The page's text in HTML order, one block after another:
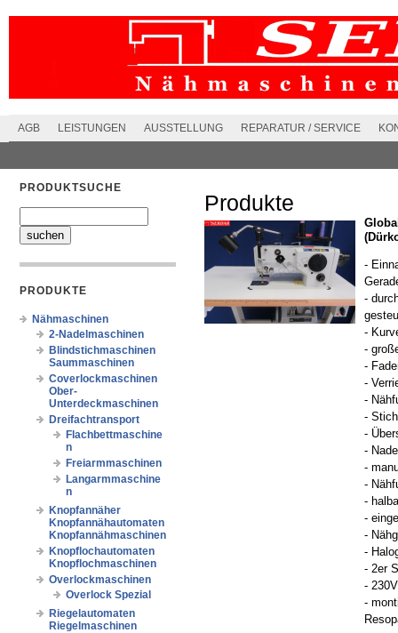
AGB LEISTUNGEN AUSSTELLUNG REPARATUR / SERVICE
PRODUKTSUCHE
PRODUKTE
Nähmaschinen
2-Nadelmaschinen
Blindstichmaschinen
Saummaschinen
Coverlockmaschinen
Ober-
Unterdeckmaschinen
Dreifachtransport
Flachbettmaschine
n
Freiarmmaschinen
Langarmmaschine
n
Knopfannäher
Knopfannähautomaten
Knopfannähmaschinen
Knopflochautomaten
Knopflochmaschinen
Overlockmaschinen
Overlock Spezial
Riegelautomaten
Riegelmaschinen
Produkte
-
-
-
-
-
-
-
-
-
-
-
-
-
-
-
-
- 2er
-
-